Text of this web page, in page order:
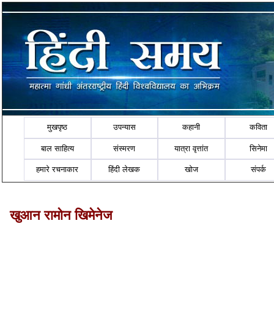
मुखपृष्ठ उपन्यास कहानी कविता
बाल साहित्य संस्मरण यात्रा वृत्तांत सिनेमा
हमारे रचनाकार हिंदी लेखक खोज संपर्क
खुआन रामोन खिमेनेज